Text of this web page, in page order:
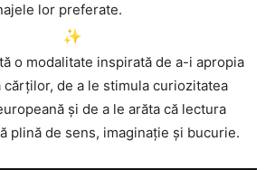
lor preferate.
o modalitate inspirată de a-i apropia
cărților, de a le stimula curiozitatea
și de a le arăta că lectura
plină de sens, imaginație și bucurie.